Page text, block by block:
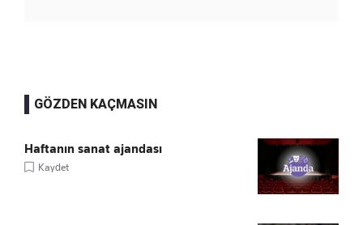
GÖZDEN KAÇMASIN
Haftanın sanat ajandası
Kaydet